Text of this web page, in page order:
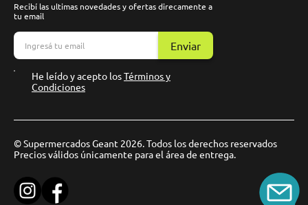
Recibí las ultimas novedades y ofertas direcamente a
tu email
Enviar
He leído y acepto losTérminos y
Condiciones
© Supermercados Geant 2026. Todos los derechos reservados
Precios válidos únicamente para el área de entrega.